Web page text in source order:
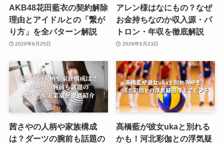
AKB48花田藍衣の契約解除
理由とアイドルとの「繋が
り方」を全パターン解説
2026年6月25日
アレン様はなにもの？なぜ
お金持ちなのか収入源・パ
トロン・年収を徹底解説
2026年6月23日
茜さやの人柄や家族構成
は？ダーツの腕前も話題の
髙橋藍が彼女ukaと別れる
かも！河北彩伽との浮気疑